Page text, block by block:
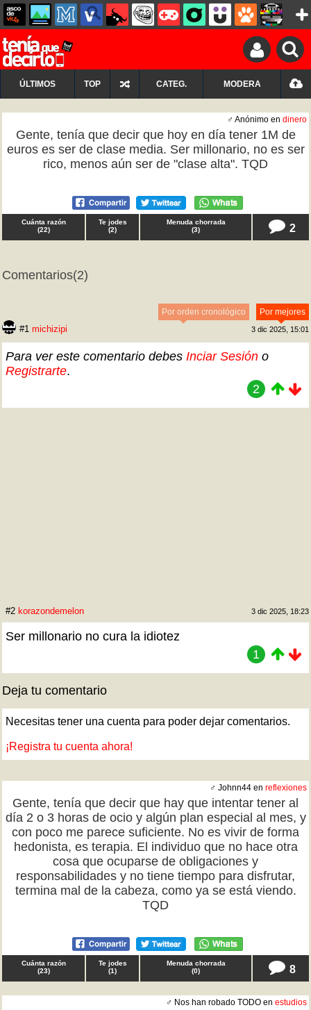
ÚLTIMOS TOP CATEG. MODERA
♂ Anónimo en dinero
Gente, tenía que decir que hoy en día tener 1M de
euros es ser de clase media. Ser millonario, no es ser
rico, menos aún ser de "clase alta". TQD
Cuánta razón
(22)
Te jodes
(2)
Menuda chorrada
(3) 2
Comentarios(2)
Por mejores
Por orden cronológico
#1 michizipi 3 dic 2025, 15:01
Para ver este comentario debes Inciar Sesión o
Registrarte.
2
#2 korazondemelon 3 dic 2025, 18:23
Ser millonario no cura la idiotez
1
Deja tu comentario
Necesitas tener una cuenta para poder dejar comentarios.
¡Registra tu cuenta ahora!
♂ Johnn44 en reflexiones
Gente, tenía que decir que hay que intentar tener al
día 2 o 3 horas de ocio y algún plan especial al mes, y
con poco me parece suficiente. No es vivir de forma
hedonista, es terapia. El individuo que no hace otra
cosa que ocuparse de obligaciones y
responsabilidades y no tiene tiempo para disfrutar,
termina mal de la cabeza, como ya se está viendo.
TQD
Cuánta razón
(23)
Te jodes
(1)
Menuda chorrada
(0) 8
♂ Nos han robado TODO en estudios